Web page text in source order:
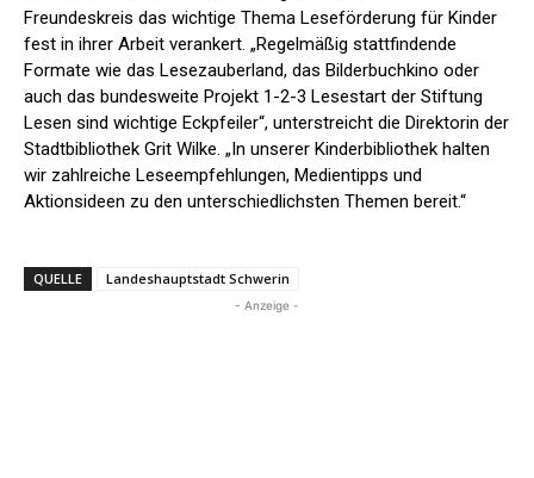
Freundeskreis das wichtige Thema Leseförderung für Kinder
fest in ihrer Arbeit verankert. „Regelmäßig stattfindende
Formate wie das Lesezauberland, das Bilderbuchkino oder
auch das bundesweite Projekt 1-2-3 Lesestart der Stiftung
Lesen sind wichtige Eckpfeiler“, unterstreicht die Direktorin der
Stadtbibliothek Grit Wilke. „In unserer Kinderbibliothek halten
wir zahlreiche Leseempfehlungen, Medientipps und
Aktionsideen zu den unterschiedlichsten Themen bereit.“
QUELLE Landeshauptstadt Schwerin
- Anzeige -